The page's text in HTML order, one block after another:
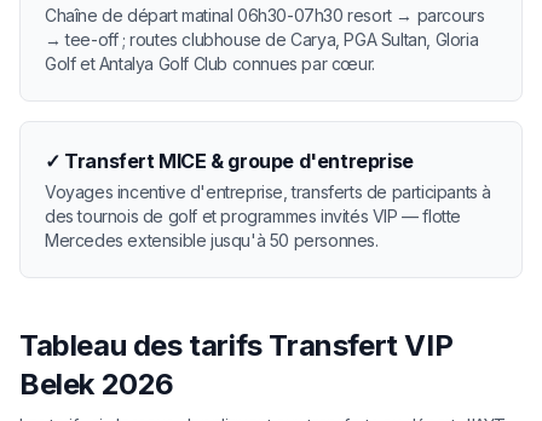
Chaîne de départ matinal 06h30-07h30 resort → parcours
→ tee-off ; routes clubhouse de Carya, PGA Sultan, Gloria
Golf et Antalya Golf Club connues par cœur.
✓ Transfert MICE & groupe d'entreprise
Voyages incentive d'entreprise, transferts de participants à
des tournois de golf et programmes invités VIP — flotte
Mercedes extensible jusqu'à 50 personnes.
Tableau des tarifs Transfert VIP
Belek 2026